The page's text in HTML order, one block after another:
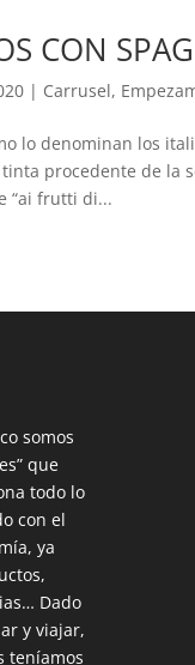
CON
| Carrusel,
lo denominan los
procedente de la
“ai frutti di...
somos
que
todo lo
con el
ya
Dado
y viajar,
teníamos